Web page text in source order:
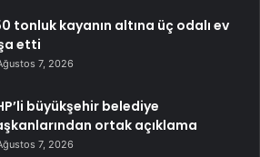
tonluk kayanın altına üç odalı ev
etti
7, 2026
büyükşehir belediye
ortak açıklama
7, 2026